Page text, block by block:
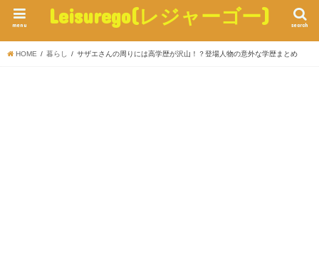
Leisurego(レジャーゴー) search
menu
HOME 暮らし サザエさんの周りには高学歴が沢山！？登場人物の意外な学歴まとめ